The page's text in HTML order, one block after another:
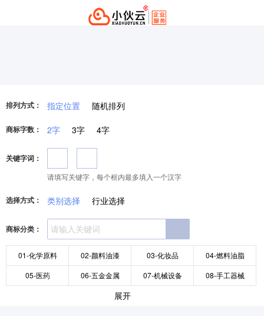
排列方式： 指定位置 随机排列
商标字数： 2字 3字 4字
关键字词：
请填写关键字，每个框内最多填入一个汉字
选择方式： 类别选择 行业选择
商标分类：
01-化学原料 02-颜料油漆 03-化妆品
04-燃料油脂
05-医药
06-五金金属 07-机械设备 08-手工器械
展开